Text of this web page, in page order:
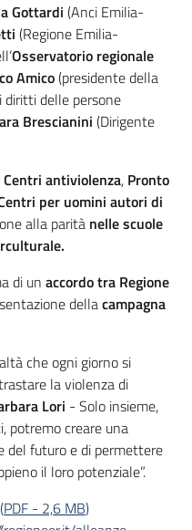
Gottardi (Anci Emilia-
(Regione Emilia-
Osservatorio regionale
Amico(presidente della
diritti delle persone
Brescianini (Dirigente
Centri antiviolenza, Pronto
per uomini autori di
alla parità nelle scuole
di un accordo tra Regione
dellacampagna
che ogni giorno si
la violenza di
Lori - Solo insieme,
potremo creare una
del futuro e di permettere
il loro potenziale”.
(PDF - 2,6 MB)